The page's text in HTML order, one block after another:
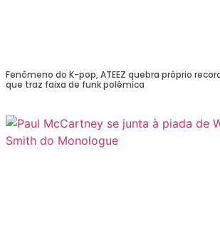
Fenômeno do K-pop, ATEEZ quebra próprio
que traz faixa de funk polêmica